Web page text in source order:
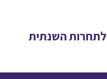
לתחרות השנתית